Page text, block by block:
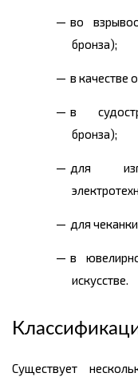
во
бронза);
в качестве
в
бронза);
для
для
в
искусстве.
Существует